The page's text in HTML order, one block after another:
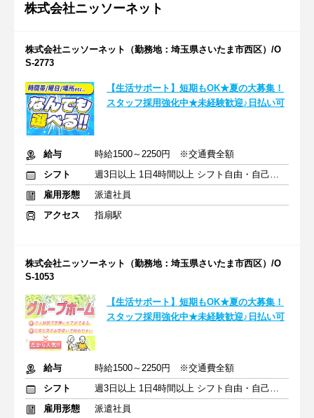
株式会社ニッソーネット
株式会社ニッソーネット（勤務地：埼玉県さいたま市西区）/O
S-2773
【生活サポート】短期もOK★夏の大募集！
スタッフ採用強化中★未経験歓迎♪日払い可
給与
時給1500～2250円 ※交通費全額
シフト
週3日以上 1日4時間以上 シフト自由・自己申告
雇用形態
派遣社員
アクセス
指扇駅
株式会社ニッソーネット（勤務地：埼玉県さいたま市西区）/O
S-1053
【生活サポート】短期もOK★夏の大募集！
スタッフ採用強化中★未経験歓迎♪日払い可
給与
時給1500～2250円 ※交通費全額
シフト
週3日以上 1日4時間以上 シフト自由・自己申告
雇用形態
派遣社員